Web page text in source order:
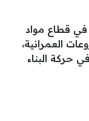
في قطاع مواد
العمرانية،
حركة البناء